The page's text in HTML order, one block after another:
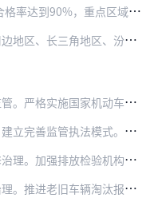
—
—全国在用柴油车监督抽测排放合格率达到90%，重点区域达到95%以上，排气管口冒黑烟现象基本消除。
区域，包括：北京市、天津市、河北省、山西省、山东省、河南省、上海市、江苏…
耗量限值标准，不满足标准限值要求的新车型禁止进入道路运输市场。2019年7…
罚、交通运输部门监督维修的联合监管执法模式。各地生态环境部门应将本地超…
运输车以外的其他汽车跨省异地排放检验。2019年年底前，排放检验机构应向社…
标及实施计划，采取经济补偿、限制使用、加强监管执法等措施，促进加快淘汰国…